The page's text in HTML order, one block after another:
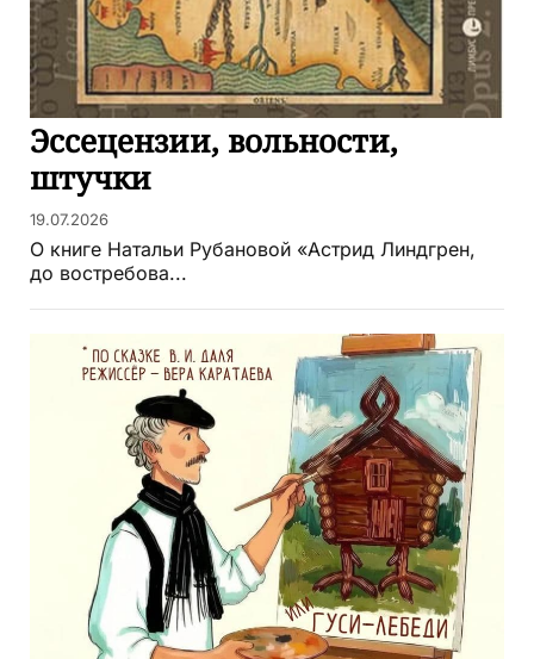
Эссецензии, вольности,
штучки
19.07.2026
О книге Натальи Рубановой «Астрид Линдгрен,
до востребова...